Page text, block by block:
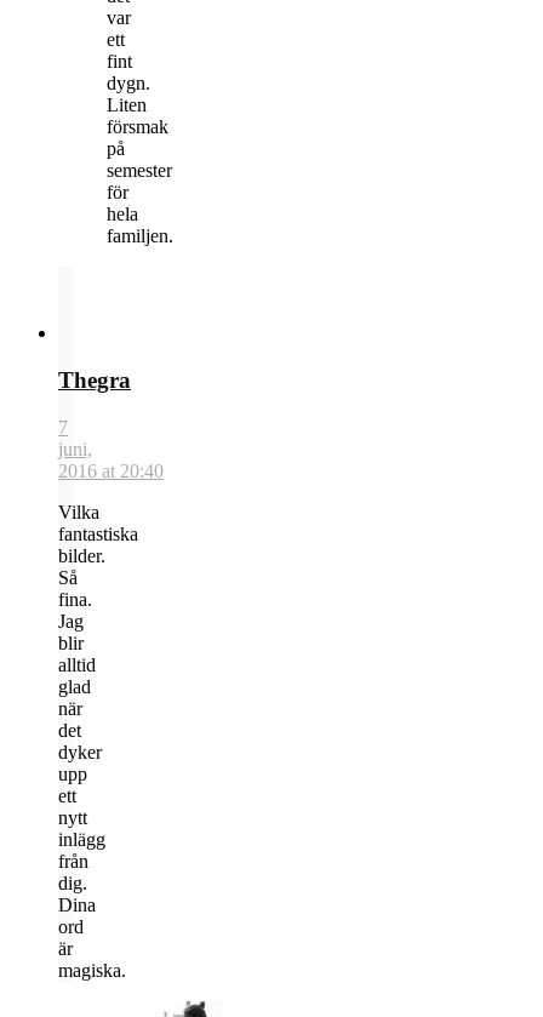
var
ett
fint
dygn.
Liten
försmak
på
semester
för
hela
familjen.
Thegra
7
juni,
2016 at 20:40
Vilka
fantastiska
bilder.
Så
fina.
Jag
blir
alltid
glad
när
det
dyker
upp
ett
nytt
inlägg
från
dig.
Dina
ord
är
magiska.